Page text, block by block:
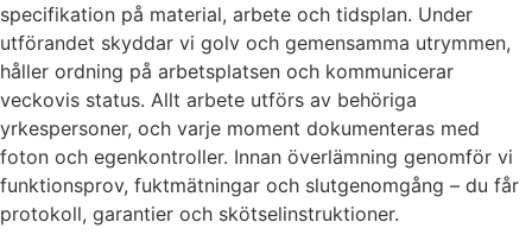
specifikation på material, arbete och tidsplan. Under
utförandet skyddar vi golv och gemensamma utrymmen,
håller ordning på arbetsplatsen och kommunicerar
veckovis status. Allt arbete utförs av behöriga
yrkespersoner, och varje moment dokumenteras med
foton och egenkontroller. Innan överlämning genomför vi
funktionsprov, fuktmätningar och slutgenomgång – du får
protokoll, garantier och skötselinstruktioner.